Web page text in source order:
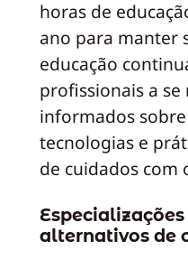
horas de
ano para manter
educação
profissionais a
informados
tecnologias e
de cuidados com
alternativos de